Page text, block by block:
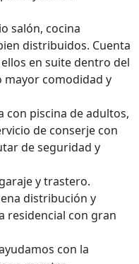
salón, cocina
distribuidos. Cuenta
en suite dentro del
comodidad y
con piscina de adultos,
de conserje con
de seguridad y
y trastero.
distribución y
residencial con gran
con la